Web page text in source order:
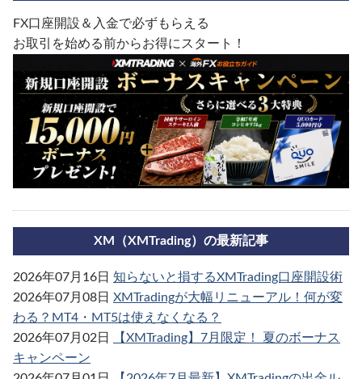
FX口座開設＆入金で必ずもらえる
お取引を始める前からお得にスタート！
XM（XMTrading）の最新記事
2026年07月16日 知らないと損するXMTrading口座開設術
2026年07月08日 XMTradingが大幅リニューアル！何が変
わる？MT4・MT5は使えなくなる？
2026年07月02日
【XMTrading】7月限定！ 夏のボーナス
キャンペーン